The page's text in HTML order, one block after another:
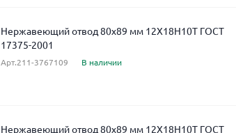
Нержавеющий отвод 80x89 мм 12Х18Н10Т ГОСТ
17375-2001
Арт.211-3767109 В наличии
Нержавеющий отвод 80x89 мм 12Х18Н10Т ГОСТ